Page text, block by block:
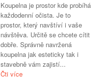
Koupelna je prostor kde probíhá
každodenní očista. Je to
prostor, který navštíví i vaše
návštěva. Určitě se chcete cítit
dobře. Správně navržená
koupelna jak esteticky tak i
stavebně vám zajistí...
Čti více